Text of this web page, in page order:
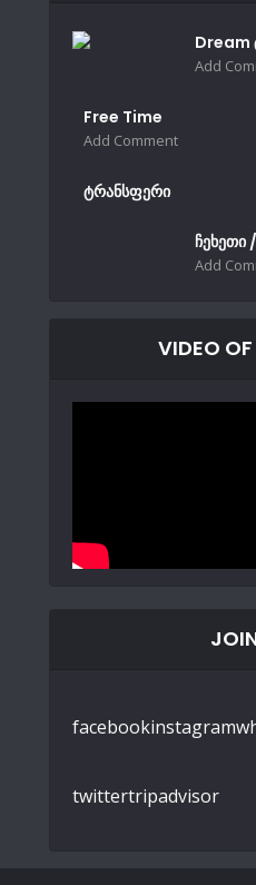
Dream
Add
Free Time
Add Comment
ტრანსფერი
ჩეხეთი
Add
VIDEO
facebookinstagram
twittertripadvisor